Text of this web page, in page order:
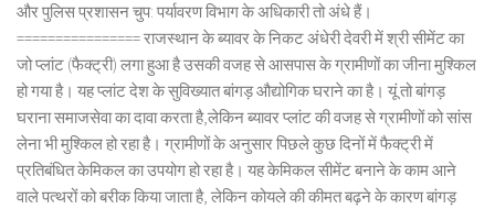
और पुलिस प्रशासन चुप: पर्यावरण विभाग के अधिकारी तो अंधे हैं।
================ राजस्थान के ब्यावर के निकट अंधेरी देवरी में श्री सीमेंट का
जो प्लांट (फैक्ट्री) लगा हुआ है उसकी वजह से आसपास के ग्रामीणों का जीना मुश्किल
हो गया है। यह प्लांट देश के सुविख्यात बांगड़ औद्योगिक घराने का है। यूं तो बांगड़
घराना समाजसेवा का दावा करता है,लेकिन ब्यावर प्लांट की वजह से ग्रामीणों को सांस
लेना भी मुश्किल हो रहा है। ग्रामीणों के अनुसार पिछले कुछ दिनों में फैक्ट्री में
प्रतिबंधित केमिकल का उपयोग हो रहा है। यह केमिकल सीमेंट बनाने के काम आने
वाले पत्थरों को बरीक किया जाता है, लेकिन कोयले की कीमत बढ़ने के कारण बांगड़